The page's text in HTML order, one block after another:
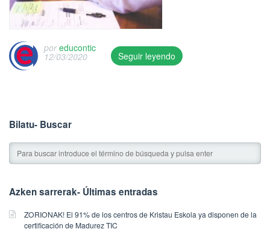
T
e
n
t
a
p
por educontic
12/03/2020 Seguir leyendo
Bilatu- Buscar
Azken sarrerak- Últimas entradas
ZORIONAK! El 91% de los centros de Kristau Eskola ya disponen de la
certificación de Madurez TIC